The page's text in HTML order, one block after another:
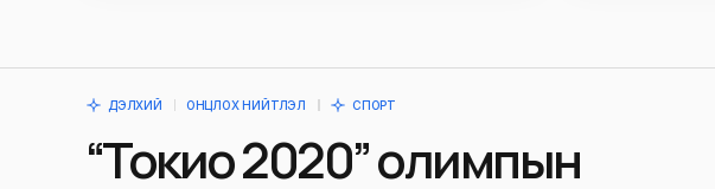
ДЭЛХИЙ ОНЦЛОХ НИЙТЛЭЛ СПОРТ
“Токио 2020” олимпын